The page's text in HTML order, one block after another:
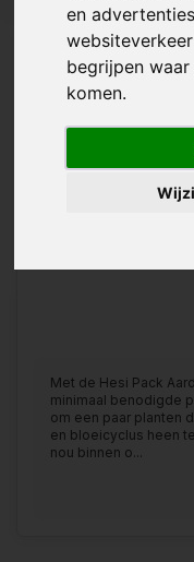
en
begrijpen
komen.
Met de Hesi Pack
minimaal benodigde
om een paar planten
en bloeicyclus heen
nou binnen o...